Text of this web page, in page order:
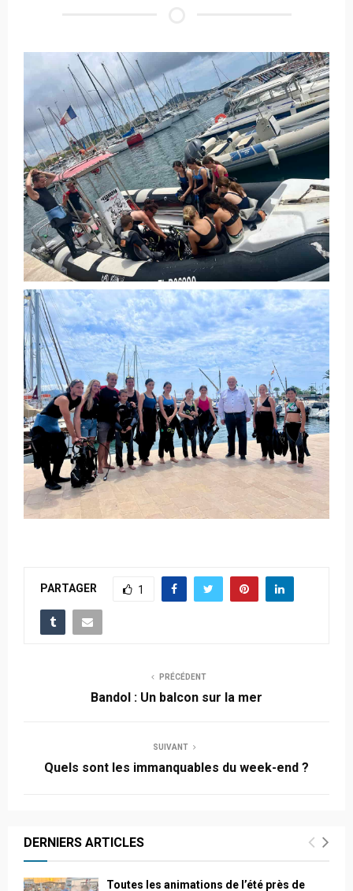
PARTAGER 1
PRÉCÉDENT
Bandol : Un balcon sur la mer
SUIVANT
Quels sont les immanquables du week-end ?
DERNIERS ARTICLES
Toutes les animations de l’été près de